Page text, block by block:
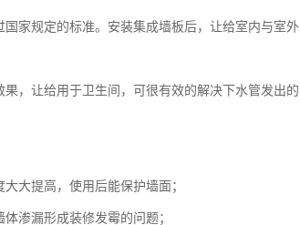
家规定的标准。安装集成墙板后，让给室内与室外
，让给用于卫生间，可很有效的解决下水管发出的
大提高，使用后能保护墙面；
渗漏形成装修发霉的问题；